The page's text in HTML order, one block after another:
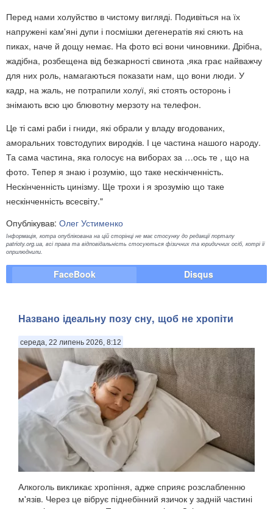
Перед нами холуйство в чистому вигляді. Подивіться на їх
напружені кам'яні дупи і посмішки дегенератів які сяють на
пиках, наче й дощу немає. На фото всі вони чиновники. Дрібна,
жадібна, розбещена від безкарності свинота ,яка грає найважчу
для них роль, намагаються показати нам, що вони люди. У
кадр, на жаль, не потрапили холуї, які стоять осторонь і
знімають всю цю блювотну мерзоту на телефон.
Це ті самі раби і гниди, які обрали у владу вгодованих,
аморальних товстодупих виродків. І це частина нашого народу.
Та сама частина, яка голосує на виборах за …ось те , що на
фото. Тепер я знаю і розумію, що таке нескінченність.
Нескінченність цинізму. Ще трохи і я зрозумію що таке
нескінченність всесвіту."
Опублікував: Олег Устименко
Інформація, котра опублікована на цій сторінці не має стосунку до редакції порталу
patrioty.org.ua, всі права та відповідальність стосуються фізичних та юридичних осіб, котрі її
оприлюднили.
FaceBook Disqus
Названо ідеальну позу сну, щоб не хропіти
середа, 22 липень 2026, 8:12
Алкоголь викликає хропіння, адже сприяє розслабленню
м'язів. Через це вібрує піднебінний язичок у задній частині